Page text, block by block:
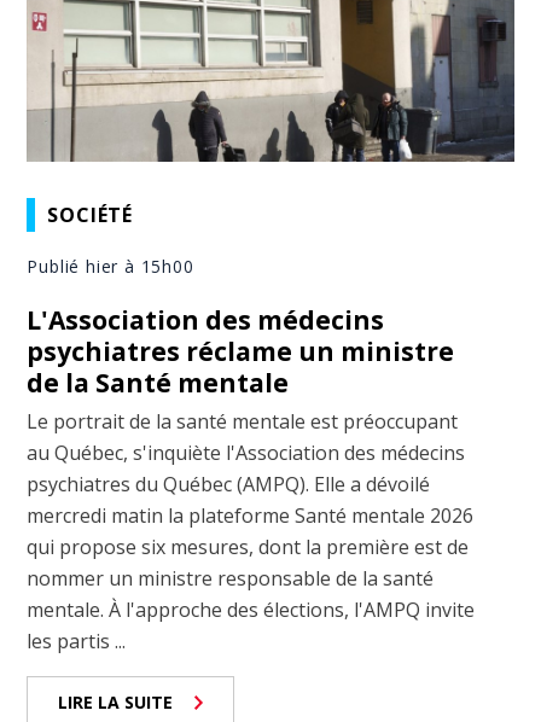
SOCIÉTÉ
Publié hier à 15h00
L'Association des médecins
psychiatres réclame un ministre
de la Santé mentale
Le portrait de la santé mentale est préoccupant
au Québec, s'inquiète l'Association des médecins
psychiatres du Québec (AMPQ). Elle a dévoilé
mercredi matin la plateforme Santé mentale 2026
qui propose six mesures, dont la première est de
nommer un ministre responsable de la santé
mentale. À l'approche des élections, l'AMPQ invite
les partis ...
LIRE LA SUITE